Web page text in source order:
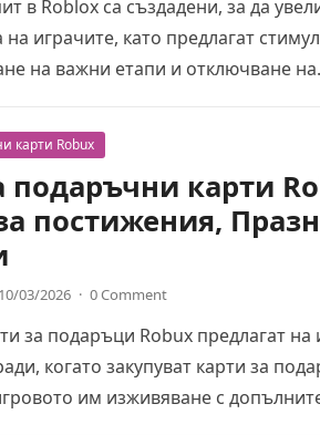
в Roblox са създадени, за да
играчите, като предлагат
на важни етапи и отключване
карти Robux
подаръчни карти
постижения,
10/03/2026 · 0 Comment
за подаръци Robux предлагат на
когато закупуват карти за
им изживяване с